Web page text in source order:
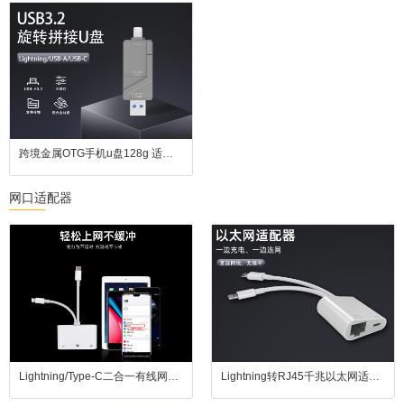
跨境金属OTG手机u盘128g 适用苹果安卓电脑type-c3.0USB3.0高速U盘
网口适配器